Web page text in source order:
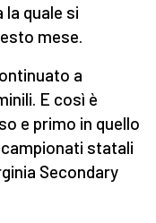
la quale si
mese.
a
E così è
e primo in quello
statali
Secondary